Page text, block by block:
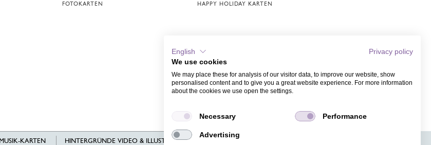
FOTOKARTEN HAPPY HOLIDAY KARTEN
MUSIK-KARTEN HINTERGRÜNDE VIDEO & ILLUSTRATIONEN
English
Privacy policy
We use cookies
We may place these for analysis of our visitor data, to improve our website, show
personalised content and to give you a great website experience. For more information
about the cookies we use open the settings.
Necessary Performance
Advertising